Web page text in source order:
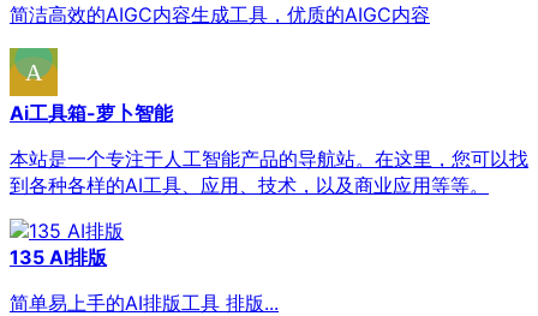
简洁高效的AIGC内容生成工具，优质的AIGC内容
Ai工具箱-萝卜智能
本站是一个专注于人工智能产品的导航站。在这里，您可以找
到各种各样的AI工具、应用、技术，以及商业应用等等。
135 AI排版
简单易上手的AI排版工具 排版...